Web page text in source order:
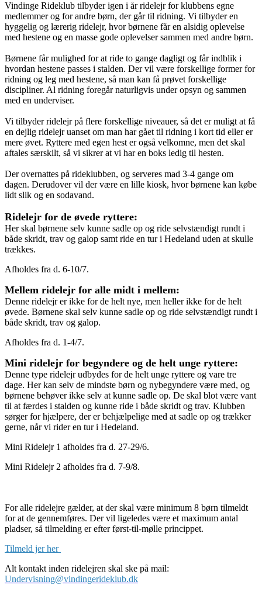
Vindinge Rideklub tilbyder igen i år ridelejr for klubbens egne
medlemmer og for andre børn, der går til ridning. Vi tilbyder en
hyggelig og lærerig ridelejr, hvor børnene får en alsidig oplevelse
med hestene og en masse gode oplevelser sammen med andre børn.
Børnene får mulighed for at ride to gange dagligt og får indblik i
hvordan hestene passes i stalden. Der vil være forskellige former for
ridning og leg med hestene, så man kan få prøvet forskellige
discipliner. Al ridning foregår naturligvis under opsyn og sammen
med en underviser.
Vi tilbyder ridelejr på flere forskellige niveauer, så det er muligt at få
en dejlig ridelejr uanset om man har gået til ridning i kort tid eller er
mere øvet. Ryttere med egen hest er også velkomne, men det skal
aftales særskilt, så vi sikrer at vi har en boks ledig til hesten.
Der overnattes på rideklubben, og serveres mad 3-4 gange om
dagen. Derudover vil der være en lille kiosk, hvor børnene kan købe
lidt slik og en sodavand.
Ridelejr for de øvede ryttere:
Her skal børnene selv kunne sadle op og ride selvstændigt rundt i
både skridt, trav og galop samt ride en tur i Hedeland uden at skulle
trækkes.
Afholdes fra d. 6-10/7.
Mellem ridelejr for alle midt i mellem:
Denne ridelejr er ikke for de helt nye, men heller ikke for de helt
øvede. Børnene skal selv kunne sadle op og ride selvstændigt rundt i
både skridt, trav og galop.
Afholdes fra d. 1-4/7.
Mini ridelejr for begyndere og de helt unge ryttere:
Denne type ridelejr udbydes for de helt unge ryttere og vare tre
dage. Her kan selv de mindste børn og nybegyndere være med, og
børnene behøver ikke selv at kunne sadle op. De skal blot være vant
til at færdes i stalden og kunne ride i både skridt og trav. Klubben
sørger for hjælpere, der er behjælpelige med at sadle op og trækker
gerne, når vi rider en tur i Hedeland.
Mini Ridelejr 1 afholdes fra d. 27-29/6.
Mini Ridelejr 2 afholdes fra d. 7-9/8.
For alle ridelejre gælder, at der skal være minimum 8 børn tilmeldt
for at de gennemføres. Der vil ligeledes være et maximum antal
pladser, så tilmelding er efter først-til-mølle princippet.
Tilmeld jer her
Alt kontakt inden ridelejren skal ske på mail:
Undervisning@vindingerideklub.dk